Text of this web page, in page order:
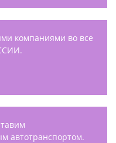
компаниями во все
автотранспортом.